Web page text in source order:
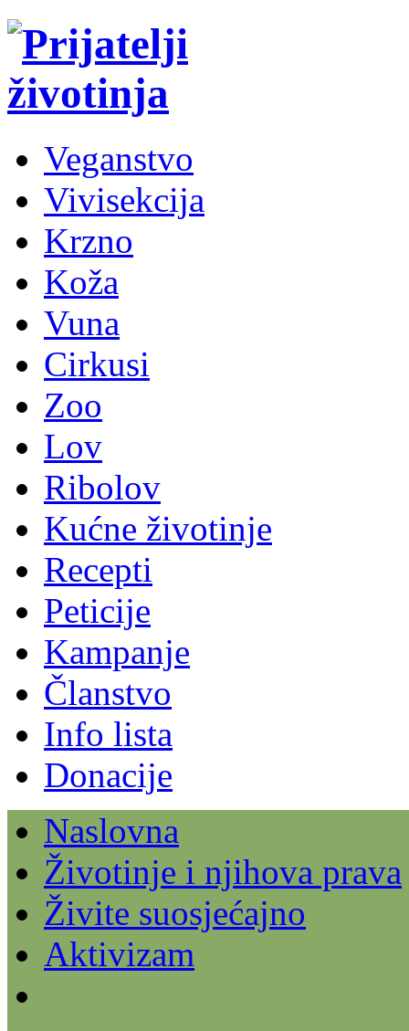
Veganstvo
Vivisekcija
Krzno
Koža
Vuna
Cirkusi
Zoo
Lov
Ribolov
Kućne životinje
Recepti
Peticije
Kampanje
Članstvo
Info lista
Donacije
Naslovna
Životinje i njihova prava
Živite suosjećajno
Aktivizam